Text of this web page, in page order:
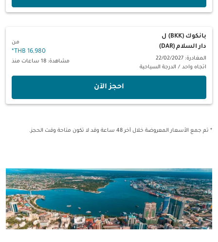
بانكوك (BKK)
ل
دار السلام (DAR)
المغادرة: 22/02/2027
اتجاه واحد / الدرجة السياحية
من
16,980 THB
*
مشاهدة: 18 ساعات منذ
‫احجز الآن‬
* تم جمع الأسعار المعروضة خلال آخر 48 ساعة وقد لا تكون متاحة وقت الحجز.